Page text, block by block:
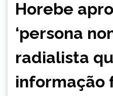
Horebe
‘persona
radialista
informação